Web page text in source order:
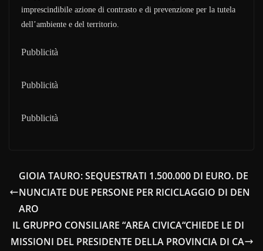
imprescindibile azione di contrasto e di prevenzione per la tutela
dell’ambiente e del territorio.
Pubblicità
Pubblicità
Pubblicità
GIOIA TAURO: SEQUESTRATI 1.500.000 DI EURO. DE
NUNCIATE DUE PERSONE PER RICICLAGGIO DI DEN
ARO
IL GRUPPO CONSILIARE “AREA CIVICA“CHIEDE LE DI
MISSIONI DEL PRESIDENTE DELLA PROVINCIA DI CA